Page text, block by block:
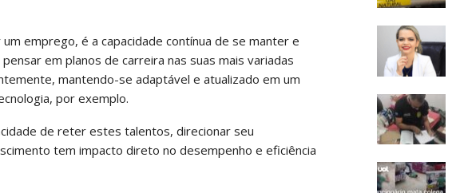
emprego, é a capacidade contínua de se manter e
em planos de carreira nas suas mais variadas
mantendo-se adaptável e atualizado em um
por exemplo.
de reter estes talentos, direcionar seu
tem impacto direto no desempenho e eficiência